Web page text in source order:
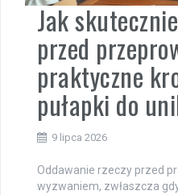
Jak
przed
praktyczne
pułapki do
9 lipca 2026
Oddawanie rzeczy przed
wyzwaniem, zwłaszcza